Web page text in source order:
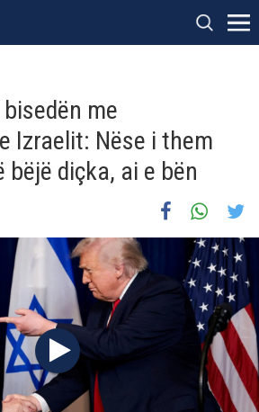
me
Izraelit: Nëse i them
diçka, ai e bën